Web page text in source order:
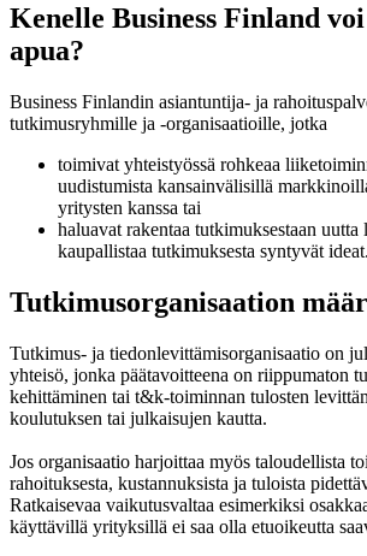
Kenelle Business Finland
apua?
Business Finlandin asiantuntija- ja
tutkimusryhmille ja -organisaatioille, jotka
toimivat yhteistyössä rohkeaa
uudistumista kansainvälisillä
yritysten kanssa tai
haluavat rakentaa tutkimuksestaan
kaupallistaa tutkimuksesta syntyvät
Tutkimusorganisaation
Tutkimus- ja tiedonlevittämisorganisaatio on
yhteisö, jonka päätavoitteena on riippumaton
kehittäminen tai t&k-toiminnan tulosten
koulutuksen tai julkaisujen kautta.
Jos organisaatio harjoittaa myös taloudellista
rahoituksesta, kustannuksista ja tuloista
Ratkaisevaa vaikutusvaltaa esimerkiksi
käyttävillä yrityksillä ei saa olla etuoikeutta